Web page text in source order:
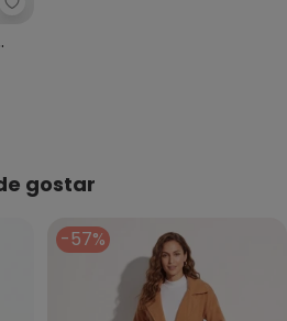
Bimini - Casaco com Bolsos
gostar
-57%